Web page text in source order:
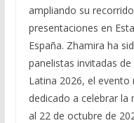
ampliando su
presentaciones en
España. Zhamira ha
panelistas invitadas
Latina 2026, el
dedicado a celebrar la
al 22 de octubre de